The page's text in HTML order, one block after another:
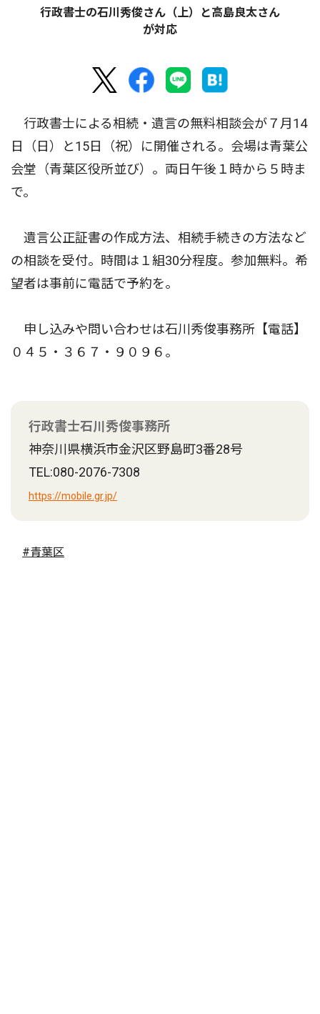
行政書士の石川秀俊さん（上）と高島良太さん
が対応
行政書士による相続・遺言の無料相談会が７月14
日（日）と15日（祝）に開催される。会場は青葉公
会堂（青葉区役所並び）。両日午後１時から５時ま
で。
遺言公正証書の作成方法、相続手続きの方法など
の相談を受付。時間は１組30分程度。参加無料。希
望者は事前に電話で予約を。
申し込みや問い合わせは石川秀俊事務所【電話】
０４５・３６７・９０９６。
行政書士石川秀俊事務所
神奈川県横浜市金沢区野島町3番28号
TEL:080-2076-7308
https://mobile.gr.jp/
#青葉区